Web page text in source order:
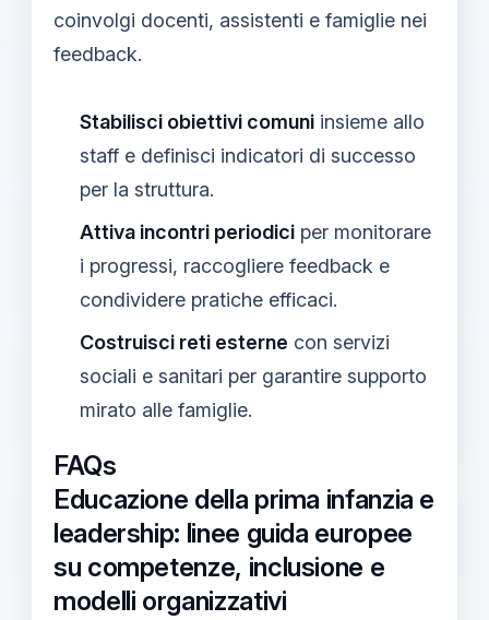
coinvolgi docenti, assistenti e famiglie nei
feedback.
Stabilisci obiettivi comuni insieme allo
staff e definisci indicatori di successo
per la struttura.
Attiva incontri periodici per monitorare
i progressi, raccogliere feedback e
condividere pratiche efficaci.
Costruisci reti esterne con servizi
sociali e sanitari per garantire supporto
mirato alle famiglie.
FAQs
Educazione della prima infanzia e
leadership: linee guida europee
su competenze, inclusione e
modelli organizzativi